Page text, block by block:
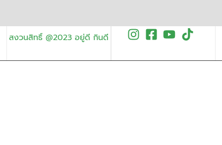
สงวนสิทธิ์ @2023 อยู่ดี กินดี